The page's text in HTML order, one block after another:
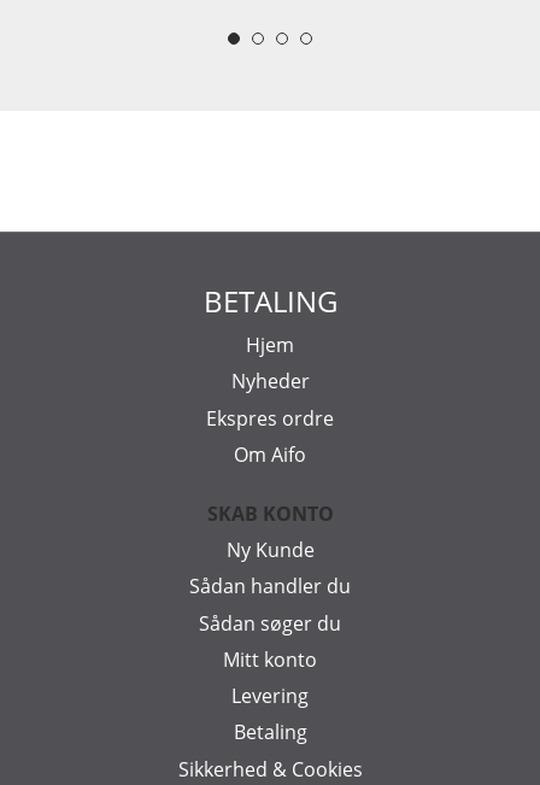
BETALING
Hjem
Nyheder
Ekspres ordre
Om Aifo
SKAB KONTO
Ny Kunde
Sådan handler du
Sådan søger du
Mitt konto
Levering
Betaling
Sikkerhed & Cookies